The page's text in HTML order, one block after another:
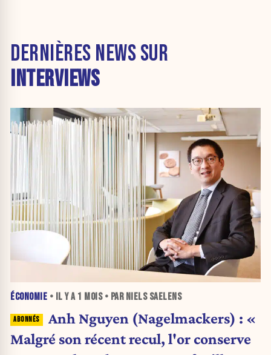
DERNIÈRES NEWS SUR
INTERVIEWS
ÉCONOMIE • IL Y A 1 MOIS• PAR NIELS SAELENS
Anh Nguyen (Nagelmackers) : «
Malgré son récent recul, l'or conserve